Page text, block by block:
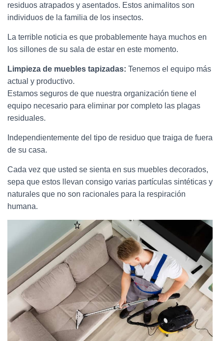
residuos atrapados y asentados. Estos animalitos son
individuos de la familia de los insectos.
La terrible noticia es que probablemente haya muchos en
los sillones de su sala de estar en este momento.
Limpieza de muebles tapizadas: Tenemos el equipo más
actual y productivo.
Estamos seguros de que nuestra organización tiene el
equipo necesario para eliminar por completo las plagas
residuales.
Independientemente del tipo de residuo que traiga de fuera
de su casa.
Cada vez que usted se sienta en sus muebles decorados,
sepa que estos llevan consigo varias partículas sintéticas y
naturales que no son racionales para la respiración
humana.